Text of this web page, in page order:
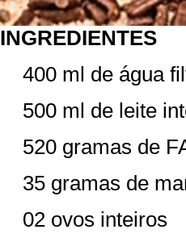
INGREDIENTES
400 ml de água
500 ml de leite
520 gramas de
35 gramas de
02 ovos inteiros